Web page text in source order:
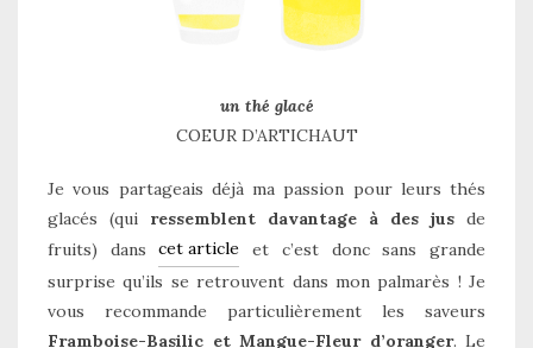
un thé glacé
COEUR D’ARTICHAUT
Je vous partageais déjà ma passion pour leurs thés
glacés (qui ressemblent davantage à des jus de
fruits) danscet article et c’est donc sans grande
surprise qu’ils se retrouvent dans mon palmarès ! Je
vous recommande particulièrement les saveurs
Framboise-Basilic et Mangue-Fleur d’oranger. Le